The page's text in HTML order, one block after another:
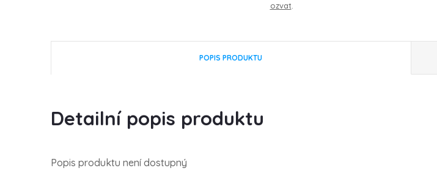
ozvat
POPIS PRODUKTU
Detailní popis produktu
Popis produktu není dostupný